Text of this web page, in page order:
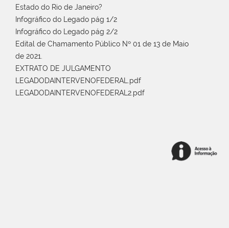
Estado do Rio de Janeiro?
Infográfico do Legado pág 1/2
Infográfico do Legado pág 2/2
Edital de Chamamento Público Nº 01 de 13 de Maio
de 2021.
EXTRATO DE JULGAMENTO
LEGADODAINTERVENOFEDERAL.pdf
LEGADODAINTERVENOFEDERAL2.pdf